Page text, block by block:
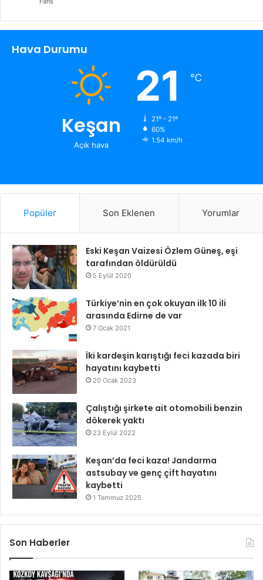
Hava Durumu
Keşan
Açık hava
21 ℃
21º - 21º
60%
1.54 km/h
Popüler Son Eklenen Yorumlar
Eski Keşan Vaizesi Özlem Güneş, eşi
tarafından öldürüldü
5 Eylül 2020
Türkiye’nin en çok okuyan ilk 10 ili
arasında Edirne de var
7 Ocak 2021
İki kardeşin karıştığı feci kazada biri
hayatını kaybetti
20 Ocak 2023
Çalıştığı şirkete ait otomobili benzin
dökerek yaktı
23 Eylül 2022
Keşan’da feci kaza! Jandarma
astsubay ve genç çift hayatını
kaybetti
1 Temmuz 2025
Son Haberler